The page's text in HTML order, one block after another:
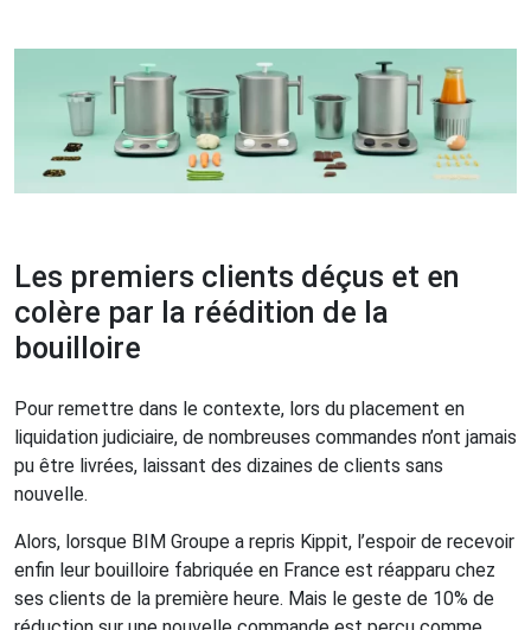
Les premiers clients déçus et en
colère par la réédition de la
bouilloire
Pour remettre dans le contexte, lors du placement en
liquidation judiciaire, de nombreuses commandes n’ont jamais
pu être livrées, laissant des dizaines de clients sans
nouvelle.
Alors, lorsque BIM Groupe a repris Kippit, l’espoir de recevoir
enfin leur bouilloire fabriquée en France est réapparu chez
ses clients de la première heure. Mais le geste de 10% de